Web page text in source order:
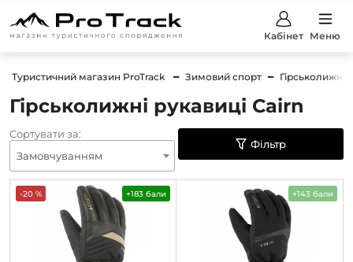
Кабінет Меню
Туристичний магазин ProTrack Зимовий спорт
Гірськолижні рукавиці Cairn
Сортувати за:
Замовчуванням
Фільтр
-20 % +183 бали +143 бали